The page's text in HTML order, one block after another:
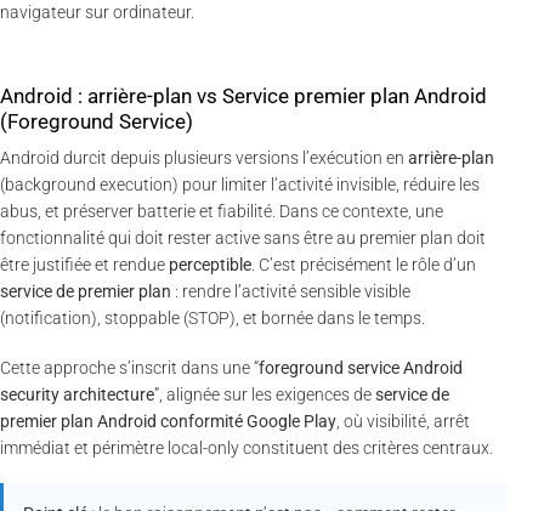
navigateur sur ordinateur.
Android : arrière-plan vs Service premier plan Android
(Foreground Service)
Android durcit depuis plusieurs versions l’exécution en arrière-plan
(background execution) pour limiter l’activité invisible, réduire les
abus, et préserver batterie et fiabilité. Dans ce contexte, une
fonctionnalité qui doit rester active sans être au premier plan doit
être justifiée et rendue perceptible. C’est précisément le rôle d’un
service de premier plan : rendre l’activité sensible visible
(notification), stoppable (STOP), et bornée dans le temps.
Cette approche s’inscrit dans une “foreground service Android
security architecture”, alignée sur les exigences deservice de
premier plan Android conformité Google Play , où visibilité, arrêt
immédiat et périmètre local-only constituent des critères centraux.